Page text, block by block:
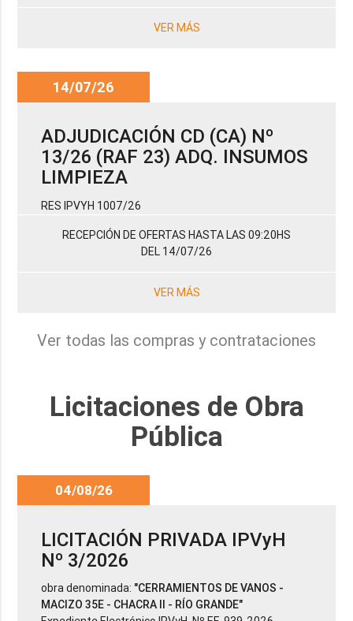
VER MÁS
14/07/26
ADJUDICACIÓN CD (CA) Nº
13/26 (RAF 23) ADQ. INSUMOS
LIMPIEZA
RES IPVYH 1007/26
RECEPCIÓN DE OFERTAS HASTA LAS 09:20HS
DEL 14/07/26
VER MÁS
Ver todas las compras y contrataciones
Licitaciones de Obra
Pública
04/08/26
LICITACIÓN PRIVADA IPVyH
Nº 3/2026
obra denominada: "CERRAMIENTOS DE VANOS -
MACIZO 35E - CHACRA II - RÍO GRANDE"